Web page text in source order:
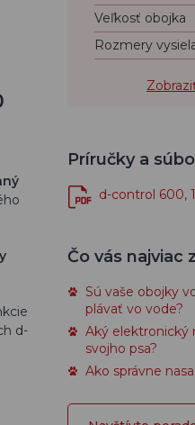
d-
Veľkosť obojka
Rozmery
Príručky a
d-control 600,
Čo vás najviac
Sú vaše obojky
plávať vo vode?
Aký elektronický
svojho psa?
Ako správne